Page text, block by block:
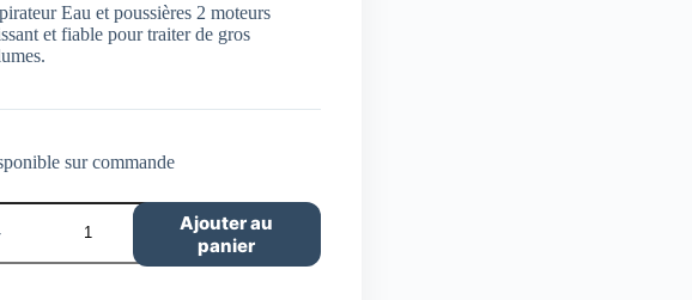
Eau et poussières 2 moteurs
et fiable pour traiter de gros
sur commande
Ajouter au
panier